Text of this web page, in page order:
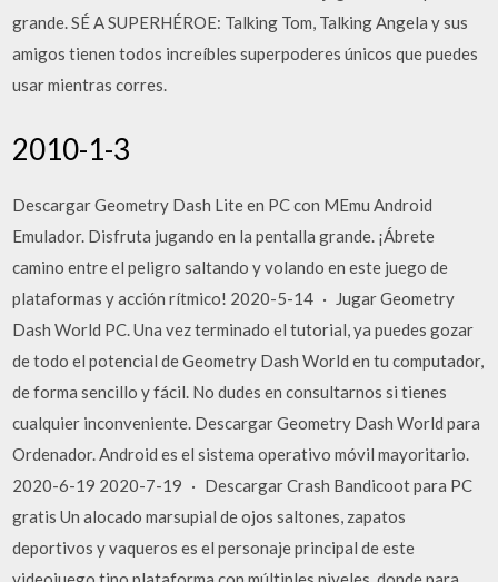
grande. SÉ A SUPERHÉROE: Talking Tom, Talking Angela y sus
amigos tienen todos increíbles superpoderes únicos que puedes
usar mientras corres.
2010-1-3
Descargar Geometry Dash Lite en PC con MEmu Android
Emulador. Disfruta jugando en la pentalla grande. ¡Ábrete
camino entre el peligro saltando y volando en este juego de
plataformas y acción rítmico! 2020-5-14 · Jugar Geometry
Dash World PC. Una vez terminado el tutorial, ya puedes gozar
de todo el potencial de Geometry Dash World en tu computador,
de forma sencillo y fácil. No dudes en consultarnos si tienes
cualquier inconveniente. Descargar Geometry Dash World para
Ordenador. Android es el sistema operativo móvil mayoritario.
2020-6-19 2020-7-19 · Descargar Crash Bandicoot para PC
gratis Un alocado marsupial de ojos saltones, zapatos
deportivos y vaqueros es el personaje principal de este